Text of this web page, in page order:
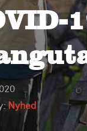
Nyhed